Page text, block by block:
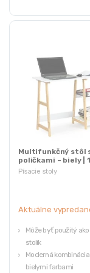
Písacie stoly
Multifunkčný stôl
poličkami – biely |
cm
Aktuálne
Môže byť použitý
stolík
Moderná
bielymi farbami